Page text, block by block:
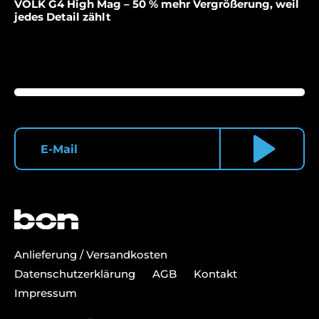
VOLK G4 High Mag – 50 % mehr Vergrößerung, weil
jedes Detail zählt
Anlieferung / Versandkosten
Datenschutzerklärung
AGB
Kontakt
Impressum